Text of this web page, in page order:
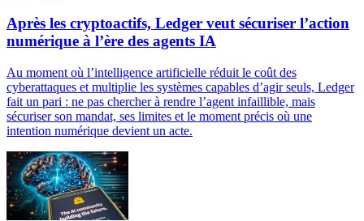
Après les cryptoactifs, Ledger veut sécuriser l’action
numérique à l’ère des agents IA
Au moment où l’intelligence artificielle réduit le coût des
cyberattaques et multiplie les systèmes capables d’agir seuls, Ledger
fait un pari : ne pas chercher à rendre l’agent infaillible, mais
sécuriser son mandat, ses limites et le moment précis où une
intention numérique devient un acte.